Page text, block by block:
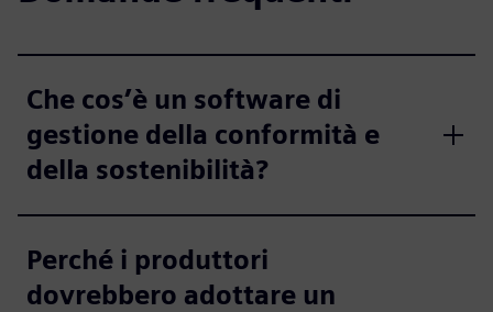
Che cos’è un software di
gestione della conformità e
della sostenibilità?
Perché i produttori
dovrebbero adottare un